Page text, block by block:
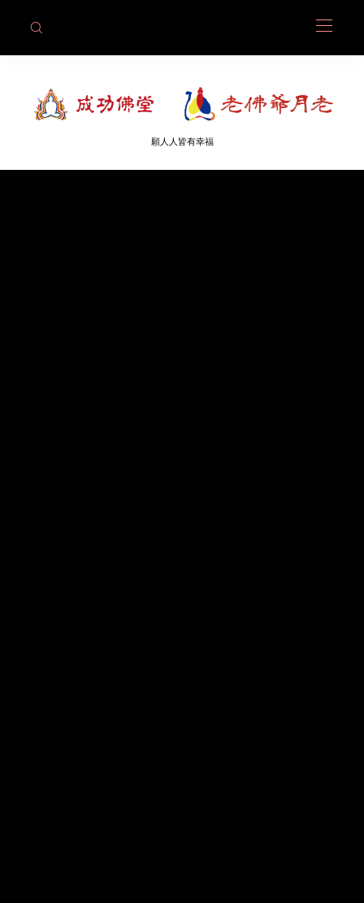
願人人皆有幸福